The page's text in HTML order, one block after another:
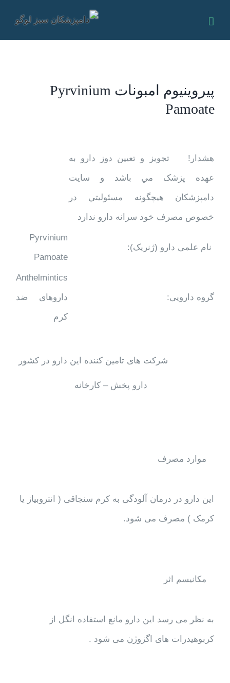
پیروینیوم امبونات Pyrvinium
Pamoate
Larger
Image
هشدار! تجويز و تعيين دوز دارو به
عهده پزشک مي باشد و سایت
دامپزشکان هيچگونه مسئوليتي در
خصوص مصرف خود سرانه دارو ندارد
نام علمی دارو (ژنریک):
Pyrvinium
Pamoate
گروه دارویی:
Anthelmintics
داروهای ضد
کرم
شرکت های تامین کننده این دارو در کشور
دارو پخش – کارخانه
موارد مصرف
این دارو در درمان آلودگی به کرم سنجاقی ( انتروبیاز یا
کرمک ) مصرف می شود.
مکانیسم اثر
به نظر می رسد این دارو مانع استفاده انگل از
کربوهیدرات های اگزوژن می شود .